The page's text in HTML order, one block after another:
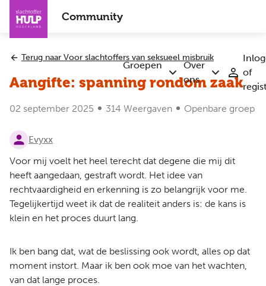
Overslaan
naar
inhoud
gaan
Community
Groepen
Submenu
Groepen
Over
ons
Submenu
Over
of
Terug naar Voor slachtoffers van seksueel misbruik
Aangifte: spanning rondom zaak
02 september 2025 314 Weergaven Openbare groep
Evyxx
Voor mij voelt het heel terecht dat degene die mij dit
heeft aangedaan, gestraft wordt. Het idee van
rechtvaardigheid en erkenning is zo belangrijk voor me.
Tegelijkertijd weet ik dat de realiteit anders is: de kans is
klein en het proces duurt lang.
Ik ben bang dat, wat de beslissing ook wordt, alles op dat
moment instort. Maar ik ben ook moe van het wachten,
van dat lange proces.